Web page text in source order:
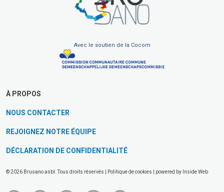
Avec le soutien de la Cocom
À PROPOS
NOUS CONTACTER
REJOIGNEZ NOTRE ÉQUIPE
DÉCLARATION DE CONFIDENTIALITÉ
© 2026 Brusano asbl. Tous droits réservés | Politique de cookies | powered by Inside Web